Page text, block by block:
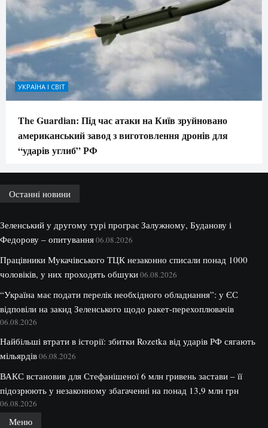
УКРАЇНА І СВІТ
The Guardian: Під час атаки на Київ зруйновано
американський завод з виготовлення дронів для
“ударів углиб” РФ
Останні новини
Зеленський у другому турі програє Залужному, Буданову і
Федорову – опитування06.08.2026
Працівники Мукачівського ТЦК незаконно списали понад 1000
чоловіків, у них проходять обшуки06.08.2026
“Україна має подати перелік необхідного обладнання”: у ЄС
відповіли на закид Зеленського щодо ракет-перехоплювачів
06.08.2026
Найбільші втрати в історії: збитки Rozetka від ударів РФ сягають
мільярдів06.08.2026
ВАКС встановив для Стефанішеної 6 млн гривень застави – її
підозрюють у незаконному збагаченні на понад 13,9 млн грн
06.08.2026
Меню